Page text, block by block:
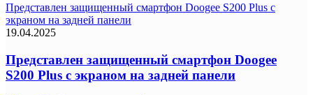
Представлен защищенный смартфон Doogee S200 Plus с
экраном на задней панели
19.04.2025
Представлен защищенный смартфон Doogee
S200 Plus с экраном на задней панели